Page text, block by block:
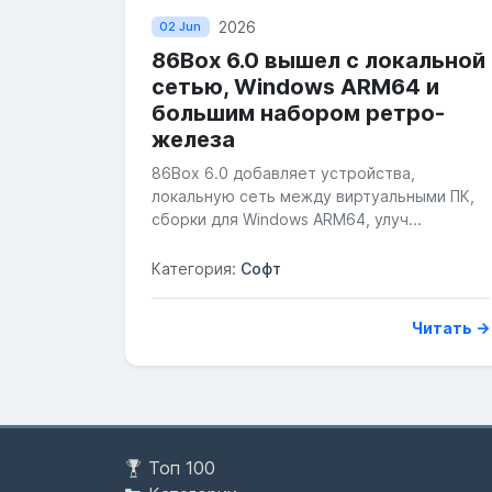
02 Jun 2026
86Box 6.0 вышел с локальной
сетью, Windows ARM64 и
большим набором ретро-
железа
86Box 6.0 добавляет устройства,
локальную сеть между виртуальными ПК,
сборки для Windows ARM64, улуч...
Категория: Софт
Читать →
Топ 100